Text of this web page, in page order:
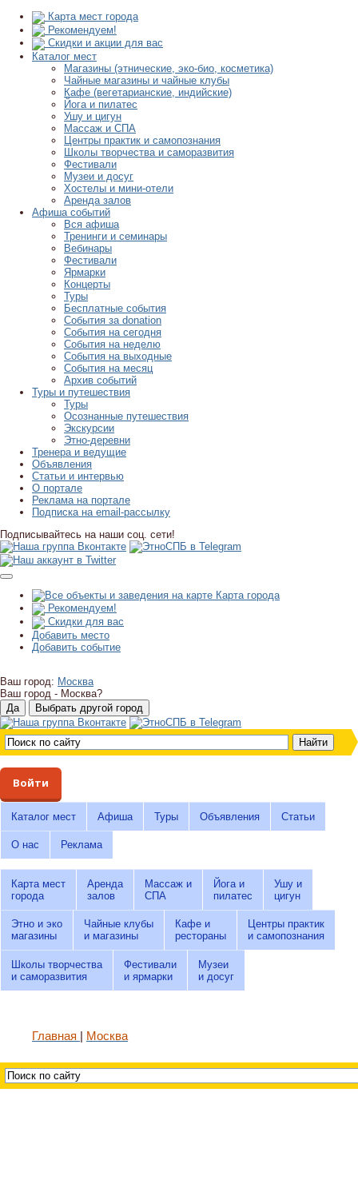
Карта мест города
Рекомендуем!
Скидки и акции для вас
Каталог мест
Магазины (этнические, эко-био, косметика)
Чайные магазины и чайные клубы
Кафе (вегетарианские, индийские)
Йога и пилатес
Ушу и цигун
Массаж и СПА
Центры практик и самопознания
Школы творчества и саморазвития
Фестивали
Музеи и досуг
Хостелы и мини-отели
Аренда залов
Афиша событий
Вся афиша
Тренинги и семинары
Вебинары
Фестивали
Ярмарки
Концерты
Туры
Бесплатные события
События за donation
События на сегодня
События на неделю
События на выходные
События на месяц
Архив событий
Туры и путешествия
Туры
Осознанные путешествия
Экскурсии
Этно-деревни
Тренера и ведущие
Объявления
Статьи и интервью
О портале
Реклама на портале
Подписка на email-рассылку
Подписывайтесь на наши соц. сети!
Карта города
Рекомендуем!
Скидки для вас
Добавить место
Добавить событие
Ваш город: Москва
Ваш город - Москва?
Войти
Каталог мест Афиша Туры Объявления Статьи
О нас Реклама
Карта мест
города
Аренда
залов
Массаж и
СПА
Йога и
пилатес
Ушу и
цигун
Этно и эко
магазины
Чайные клубы
и магазины
Кафе и
рестораны
Центры практик
и самопознания
Школы творчества
и саморазвития
Фестивали
и ярмарки
Музеи
и досуг
Главная Москва